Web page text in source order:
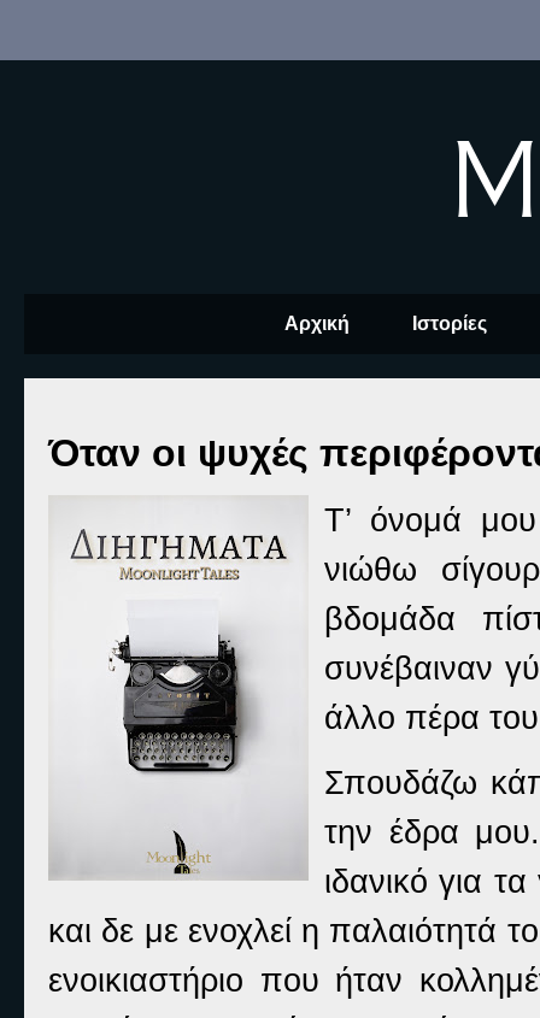
Αρχική Ιστορίες
Όταν οι ψυχές
Τ’ όνομά
νιώθω
βδομάδα
συνέβαιναν
άλλο πέρα
Σπουδάζω
την έδρα
ιδανικό για
και δε με ενοχλεί η παλαιότητά
ενοικιαστήριο που ήταν